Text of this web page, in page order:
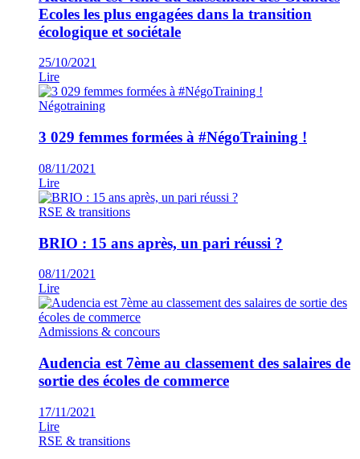
Ecoles les plus engagées dans la transition
écologique et sociétale
25/10/2021
Lire
Négotraining
3 029 femmes formées à #NégoTraining !
08/11/2021
Lire
RSE & transitions
BRIO : 15 ans après, un pari réussi ?
08/11/2021
Lire
Admissions & concours
Audencia est 7ème au classement des salaires de
sortie des écoles de commerce
17/11/2021
Lire
RSE & transitions